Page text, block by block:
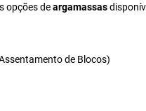
opções deargamassas
de Blocos)